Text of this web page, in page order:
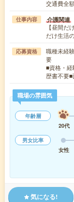
交通費全
仕事内容 介護関連
【昼間だ
だけ生活
応募資格
職種未経
要
■資格・
歴書不要
職場の雰囲気
年齢層
20代
男女比率
女性
気になる!